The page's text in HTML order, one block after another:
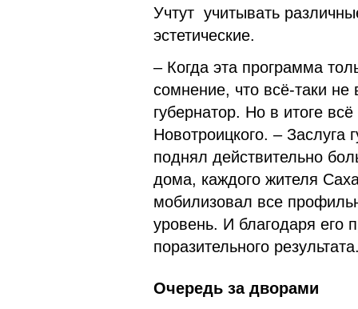
Учтут учитывать
эстетические.
– Когда эта программа
сомнение, что всё-таки не
губернатор. Но в итоге
Новотроицкого. – Заслуга
поднял действительно
дома, каждого жителя
мобилизовал все
уровень. И благодаря его
поразительного результата.
Очередь за дворами